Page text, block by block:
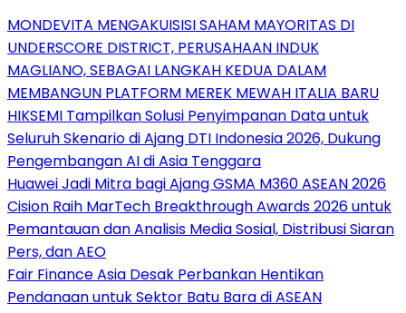
MONDEVITA MENGAKUISISI SAHAM MAYORITAS DI
UNDERSCORE DISTRICT, PERUSAHAAN INDUK
MAGLIANO, SEBAGAI LANGKAH KEDUA DALAM
MEMBANGUN PLATFORM MEREK MEWAH ITALIA BARU
HIKSEMI Tampilkan Solusi Penyimpanan Data untuk
Seluruh Skenario di Ajang DTI Indonesia 2026, Dukung
Pengembangan AI di Asia Tenggara
Huawei Jadi Mitra bagi Ajang GSMA M360 ASEAN 2026
Cision Raih MarTech Breakthrough Awards 2026 untuk
Pemantauan dan Analisis Media Sosial, Distribusi Siaran
Pers, dan AEO
Fair Finance Asia Desak Perbankan Hentikan
Pendanaan untuk Sektor Batu Bara di ASEAN